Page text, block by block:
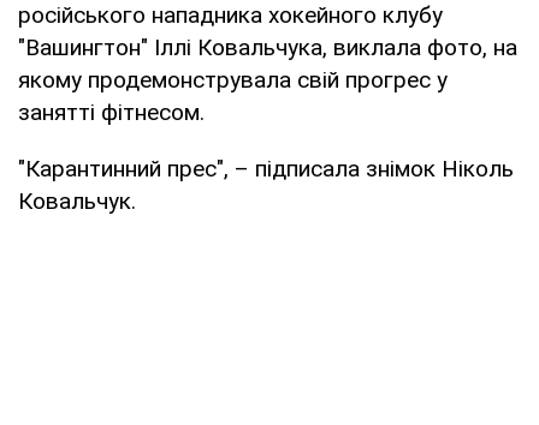
російського нападника хокейного клубу
"Вашингтон" Іллі Ковальчука, виклала фото, на
якому продемонструвала свій прогрес у
занятті фітнесом.
"Карантинний прес", – підписала знімок Ніколь
Ковальчук.